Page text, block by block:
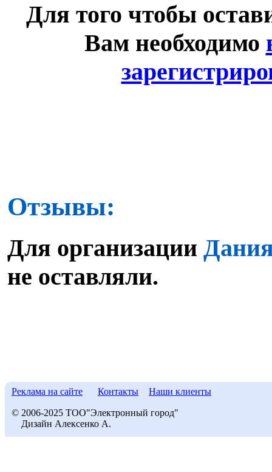
Для того чтобы
Вам необходимо
Отзывы:
Для организации
не оставляли.
Реклама на сайте Контакты Наши клиенты
© 2006-2025 ТОО"Электронный город"
Дизайн Алексенко А.